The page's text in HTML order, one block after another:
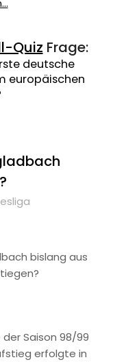
Quiz Frage:
deutsche
europäischen
bislang aus
der Saison 98/99
erfolgte in